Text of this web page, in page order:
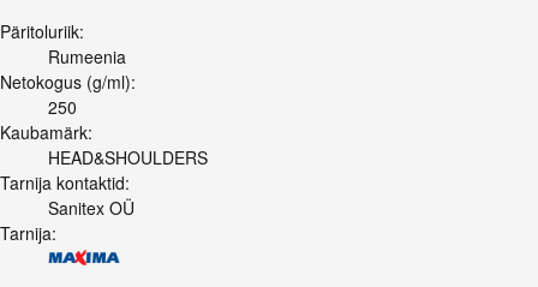
Päritoluriik:
Rumeenia
Netokogus (g/ml):
250
Kaubamärk:
HEAD&SHOULDERS
Tarnija kontaktid:
Sanitex OÜ
Tarnija: